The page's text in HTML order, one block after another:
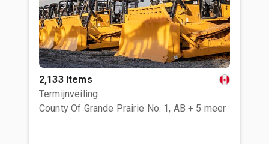
2,133 Items
Termijnveiling
County Of Grande Prairie No. 1, AB + 5 meer